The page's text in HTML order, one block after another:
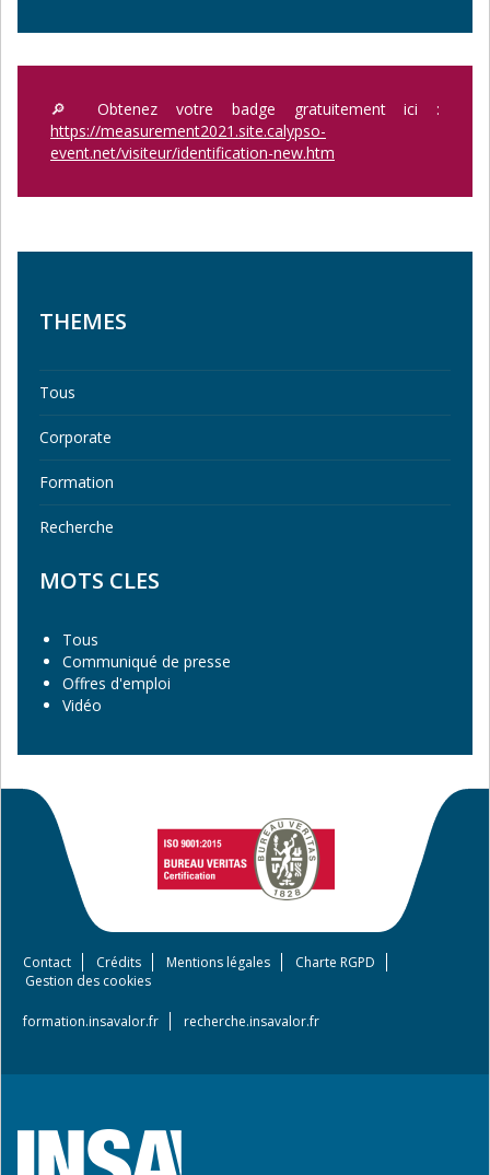
🔎 Obtenez votre badge gratuitement ici :
https://measurement2021.site.calypso-
event.net/visiteur/identification-new.htm
THEMES
Tous
Corporate
Formation
Recherche
MOTS CLES
Tous
Communiqué de presse
Offres d'emploi
Vidéo
Footer
Contact Crédits Mentions légales
Charte RGPD
Gestion des cookies
formation.insavalor.fr recherche.insavalor.fr